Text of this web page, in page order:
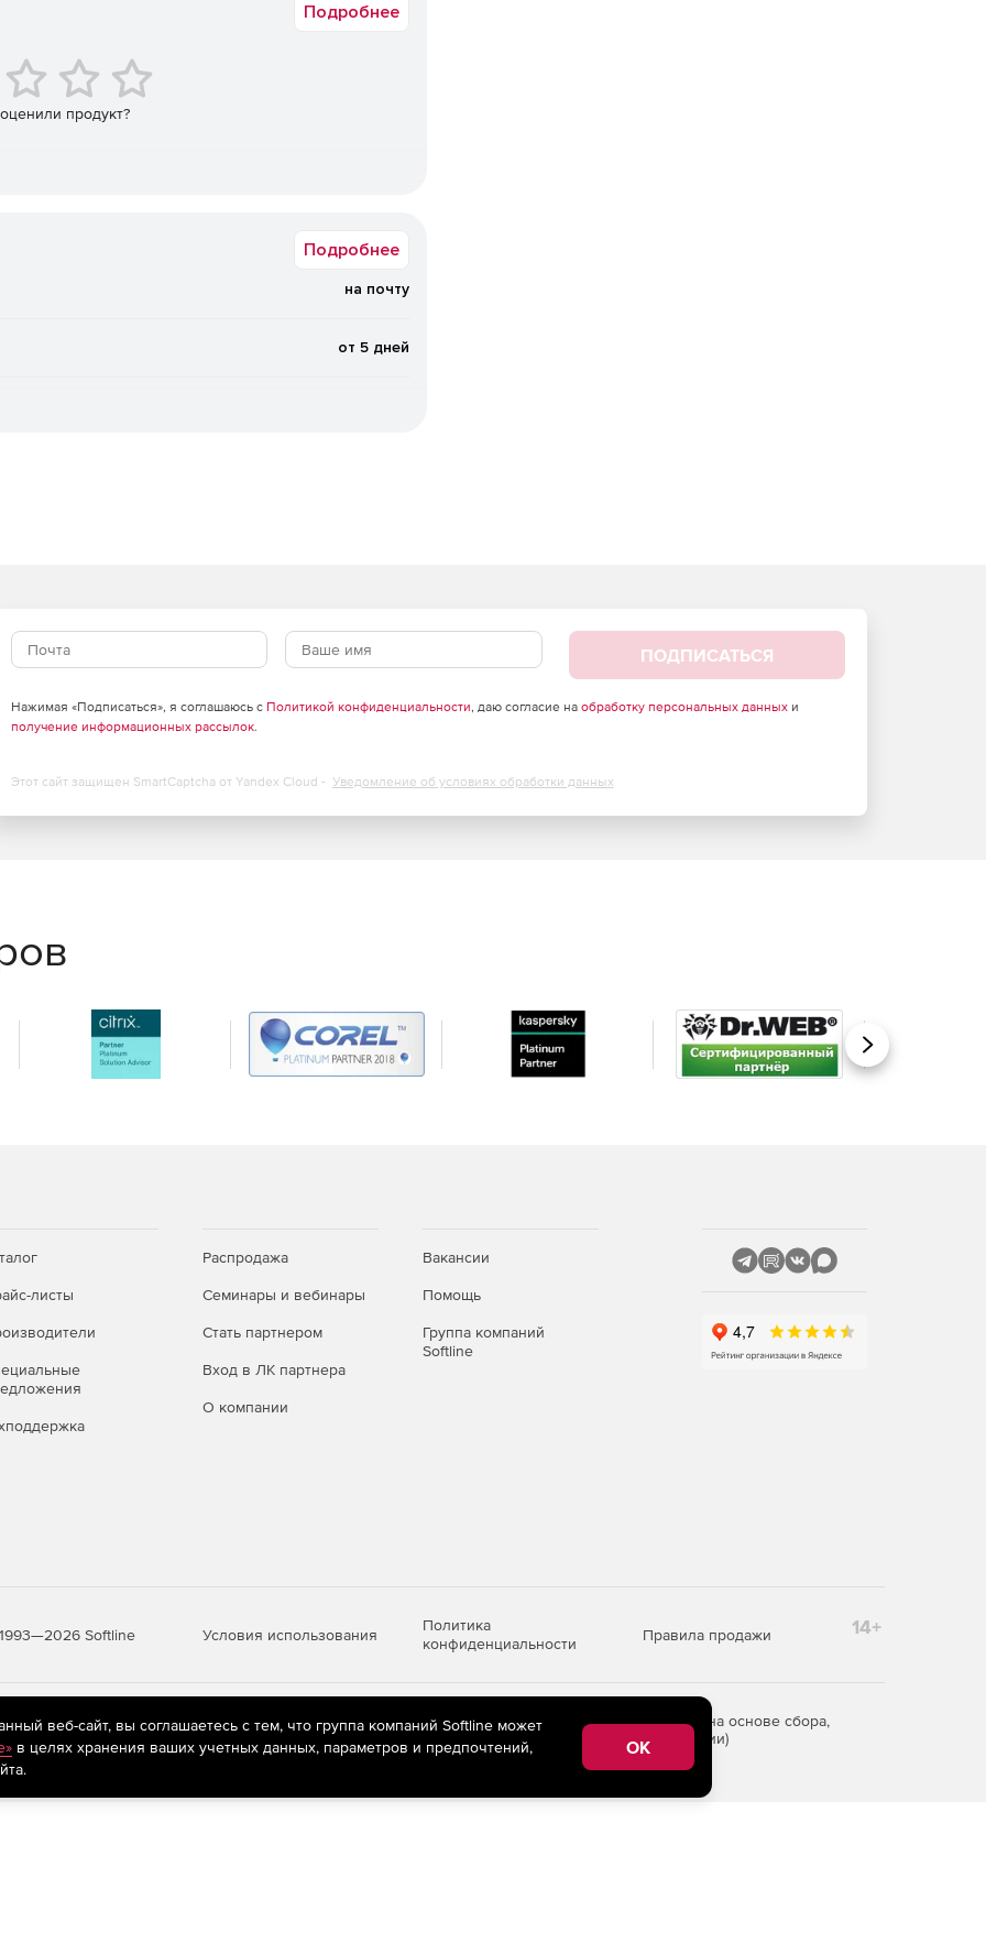
Maps, Yandex Maps, OSM Topo, Mapbox) позволит
гибридные, рельефные, топографические, а
так и для отдельных групп листов. Ведомость
коррекции растровых изображений и их
передачи и контроля настроек САПР
время выпуска документации.
применения – любые объекты гражданского и
предназначенные для проектирования
документации в соответствии с ЕСКД.
Подробнее
продукт?
Подробнее
на почту
от 5 дней
ПОДПИСАТЬСЯ
Нажимая «Подписаться», я соглашаюсь с Политикой конфиденциальности, даю согласие на обработку персональных данныхи
получение информационных рассылок.
Этот сайт защищен SmartCaptcha от Yandex Cloud - Уведомление об условиях обработки данных
Вперед
листы
Распродажа
Семинары и вебинары
Стать партнером
Вход в ЛК партнера
О компании
Вакансии
Помощь
Группа компаний
Softline
Softline Условия использования
Политика
конфиденциальности
Правила продажи 14+
рекомендательные технологии(информационные технологии предоставления информации на основе сбора,
пользователей сети «Интернет», находящихся на территории Российской Федерации)
веб-сайт, вы соглашаетесь с тем, что группа компаний Softline может
в целях хранения ваших учетных данных, параметров и предпочтений,
OK